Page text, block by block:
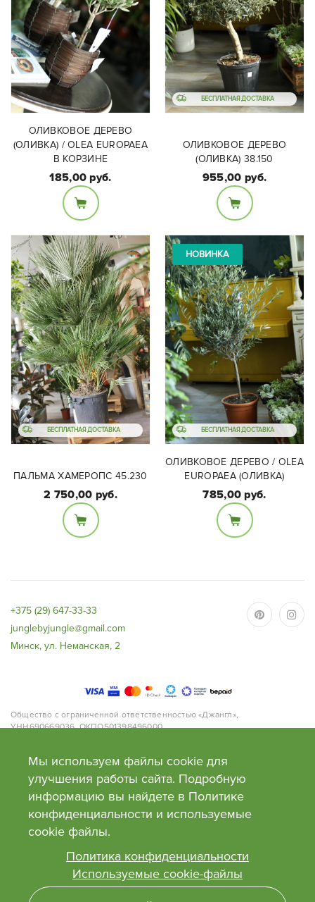
Размеры:
Диаметр горшка 16 см,
ОЛИВКОВОЕ ДЕРЕВО
(ОЛИВКА) / OLEA EUROPAEA
В КОРЗИНЕ
185,00 руб.
БЕСПЛАТНАЯ ДОСТАВКА
Размеры:
Диаметр горшка 38см,
высота с растением
150см.
ОЛИВКОВОЕ ДЕРЕВО
(ОЛИВКА) 38.150
955,00 руб.
БЕСПЛАТНАЯ ДОСТАВКА
Размеры:
ПАЛЬМА ХАМЕРОПС 45.230
2 750,00 руб.
БЕСПЛАТНАЯ ДОСТАВКА
НОВИНКА
Размеры:
ОЛИВКОВОЕ ДЕРЕВО / OLEA
EUROPAEA (ОЛИВКА)
785,00 руб.
+375 (29) 647-33-33
junglebyjungle@gmail.com
Минск, ул. Неманская, 2
Общество с ограниченной ответственностью «Джангл»,
УНН690669036, ОКПО501398496000
Победителей, 125
Свидетельство №0130991 от 27 февраля 2018 года выдано Минским
облисполкомом. Сайт внесен в торговый реестр Рб 03.05.2018г. №
414072
Время работы: пн-пт с 9 до 20, сб-вс с 10 до 20
Мы используем файлы cookie для
улучшения работы сайта. Подробную
информацию вы найдете в Политике
конфиденциальности и используемые
сооkie файлы.
Политика конфиденциальности
Используемые cookie-файлы